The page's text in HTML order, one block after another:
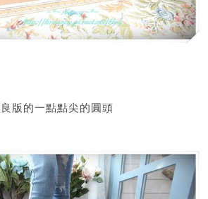
版的一點點尖的圓頭